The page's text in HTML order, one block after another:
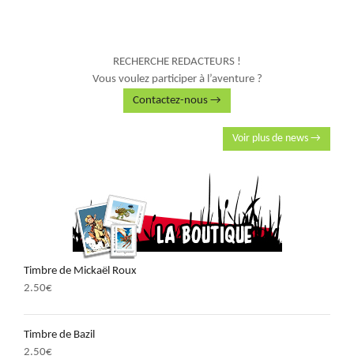
RECHERCHE REDACTEURS !
Vous voulez participer à l’aventure ?
Contactez-nous →
Voir plus de news →
Timbre de Mickaël Roux
2.50€
Timbre de Bazil
2.50€